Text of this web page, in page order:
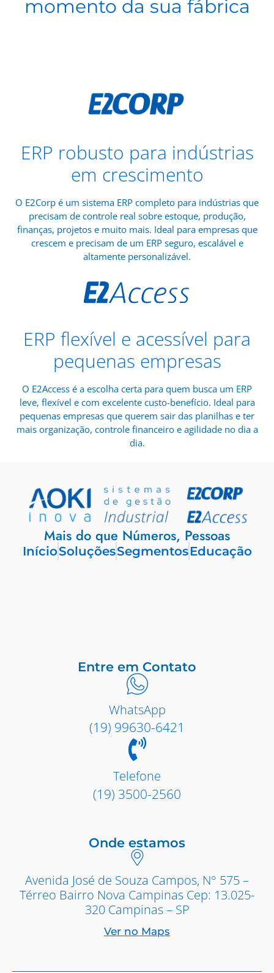
momento da sua fábrica
ERP robusto para indústrias
em crescimento
O E2Corp é um sistema ERP completo para indústrias que
precisam de controle real sobre estoque, produção,
finanças, projetos e muito mais. Ideal para empresas que
crescem e precisam de um ERP seguro, escalável e
altamente personalizável.
ERP flexível e acessível para
pequenas empresas
O E2Access é a escolha certa para quem busca um ERP
leve, flexível e com excelente custo-benefício. Ideal para
pequenas empresas que querem sair das planilhas e ter
mais organização, controle financeiro e agilidade no dia a
dia.
Mais do que Números, Pessoas
InícioSoluçõesSegmentosEducação
Entre em Contato
WhatsApp
(19) 99630-6421
Telefone
(19) 3500-2560
Onde estamos
Avenida José de Souza Campos, N° 575 –
Térreo Bairro Nova Campinas Cep: 13.025-
320 Campinas – SP
Ver no Maps